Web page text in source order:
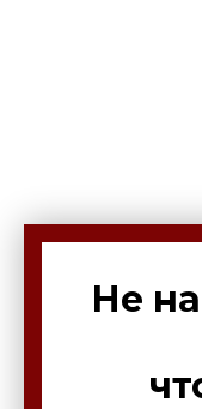
Не